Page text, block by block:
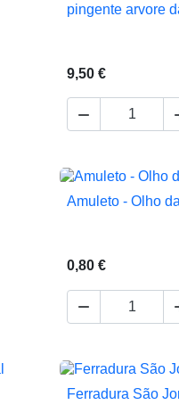
ao carrinho
 Vista
pingente arvore
9,50 €

ao carrinho

Amuleto - Olho
0,80 €

 Vista
Ferradura São